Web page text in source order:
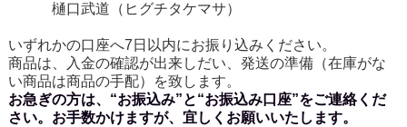
樋口武道（ヒグチタケマサ）
いずれかの口座へ7日以内にお振り込みください。
商品は、入金の確認が出来しだい、発送の準備（在庫がな
い商品は商品の手配）を致します。
お急ぎの方は、“お振込み”と“お振込み口座”をご連絡くだ
さい。お手数かけますが、宜しくお願いいたします。